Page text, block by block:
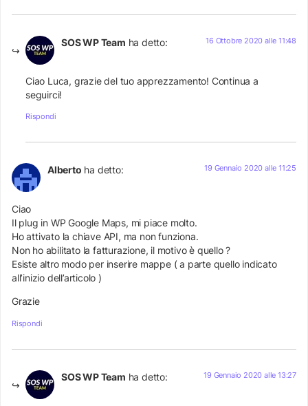
SOS WP Team ha detto: 16 Ottobre 2020 alle 11:48
Ciao Luca, grazie del tuo apprezzamento! Continua a
seguirci!
Rispondi
Alberto ha detto: 19 Gennaio 2020 alle 11:25
Ciao
Il plug in WP Google Maps, mi piace molto.
Ho attivato la chiave API, ma non funziona.
Non ho abilitato la fatturazione, il motivo è quello ?
Esiste altro modo per inserire mappe ( a parte quello indicato
all’inizio dell’articolo )
Grazie
Rispondi
SOS WP Team ha detto: 19 Gennaio 2020 alle 13:27